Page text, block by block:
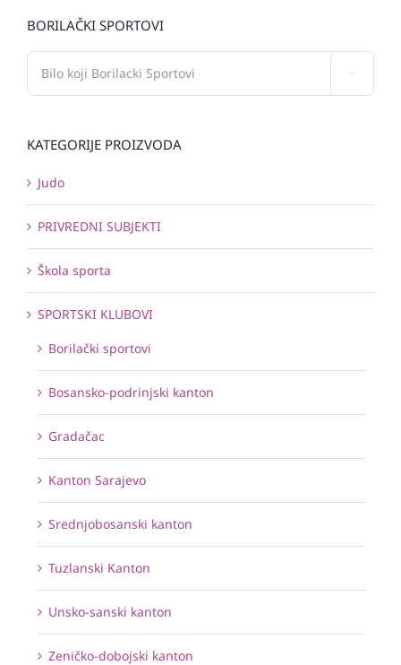
BORILAČKI SPORTOVI
KATEGORIJE PROIZVODA
Judo
PRIVREDNI SUBJEKTI
Škola sporta
SPORTSKI KLUBOVI
Borilački sportovi
Bosansko-podrinjski kanton
Gradačac
Kanton Sarajevo
Srednjobosanski kanton
Tuzlanski Kanton
Unsko-sanski kanton
Zeničko-dobojski kanton